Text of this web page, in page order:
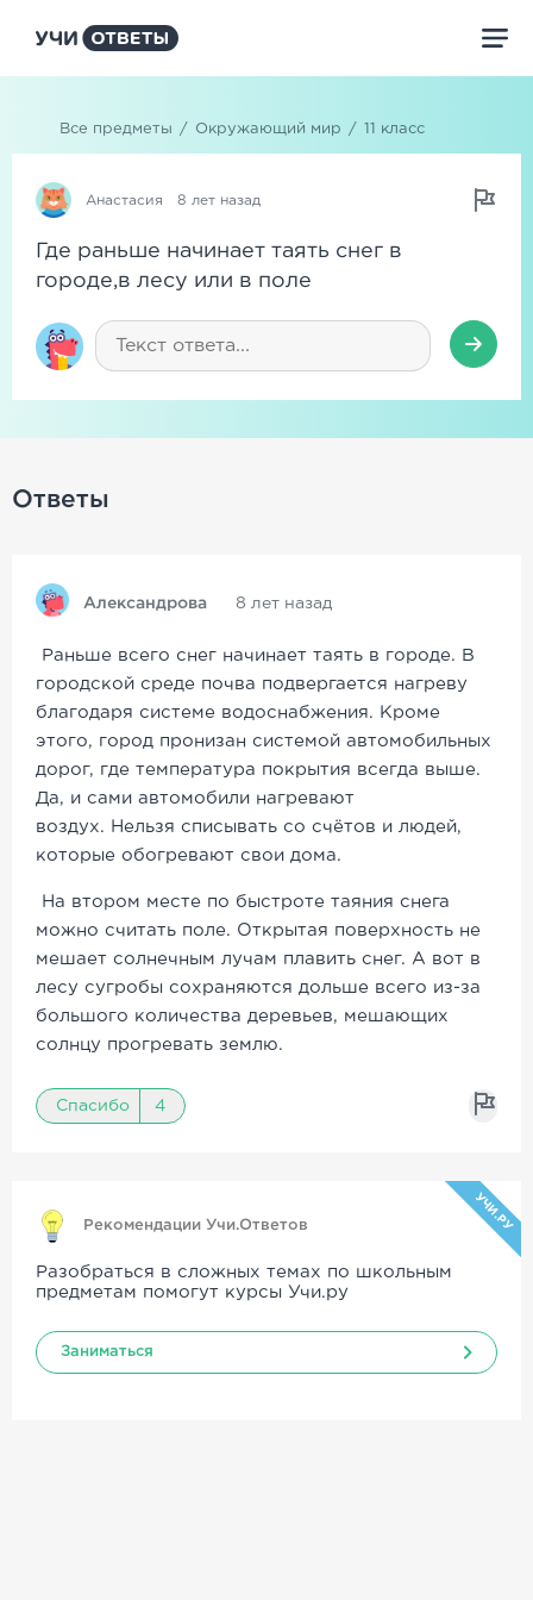
Все предметы / Окружающий мир / 11 класс
Анастасия 8 лет назад
Где раньше начинает таять снег в
городе,в лесу или в поле
Ответы
Александрова 8 лет назад
Раньше всего снег начинает таять в городе. В
городской среде почва подвергается нагреву
благодаря системе водоснабжения. Кроме
этого, город пронизан системой автомобильных
дорог, где температура покрытия всегда выше.
Да, и сами автомобили нагревают
воздух. Нельзя списывать со счётов и людей,
которые обогревают свои дома.
На втором месте по быстроте таяния снега
можно считать поле. Открытая поверхность не
мешает солнечным лучам плавить снег. А вот в
лесу сугробы сохраняются дольше всего из-за
большого количества деревьев, мешающих
солнцу прогревать землю.
Спасибо 4
Рекомендации Учи.Ответов УЧИ.РУ
Разобраться в сложных темах по школьным
предметам помогут курсы Учи.ру
Заниматься